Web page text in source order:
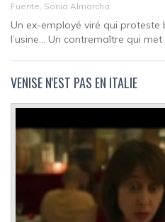
Fuente, Sonia Almarcha
Un ex-employé viré qui
l’usine… Un contremaître qui
VENISE N'EST PAS EN ITALIE